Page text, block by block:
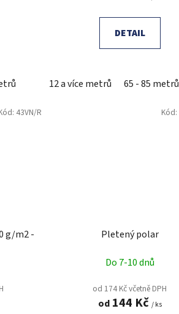
DETAIL
12 a více metrů 65 - 85 metrů
g/m2 -
43VN/R
Pletený polar
Do 7-10 dnů
od 174 Kč včetně DPH
od144 Kč / ks
Kód: